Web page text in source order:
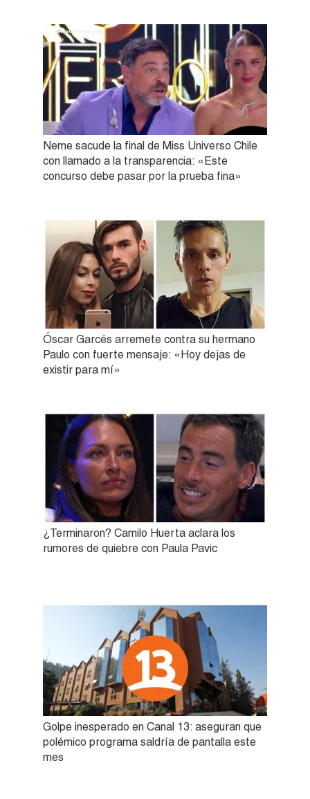
Neme sacude la final de Miss Universo Chile
con llamado a la transparencia: «Este
concurso debe pasar por la prueba fina»
Óscar Garcés arremete contra su hermano
Paulo con fuerte mensaje: «Hoy dejas de
existir para mí»
¿Terminaron? Camilo Huerta aclara los
rumores de quiebre con Paula Pavic
Golpe inesperado en Canal 13: aseguran que
polémico programa saldría de pantalla este
mes